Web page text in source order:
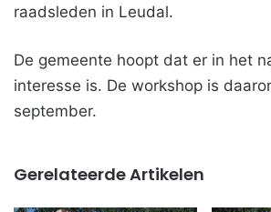
raadsleden in Leudal.
De gemeente hoopt dat er in het
interesse is. De workshop is
september.
Gerelateerde Artikelen